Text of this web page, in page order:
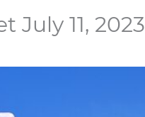
July 11, 2023